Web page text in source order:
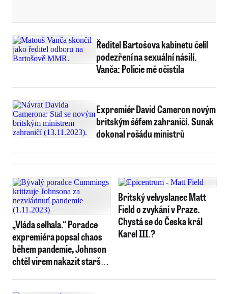
Ředitel Bartošova kabinetu čelil
podezření na sexuální násilí.
Vanča: Policie mě očistila
Expremiér David Cameron novým
britským šéfem zahraničí. Sunak
dokonal rošádu ministrů
„Vláda selhala.“ Poradce
expremiéra popsal chaos
během pandemie, Johnson
chtěl virem nakazit starší
Britský velvyslanec Matt
Field o zvykání v Praze.
Chystá se do Česka král
Karel III.?